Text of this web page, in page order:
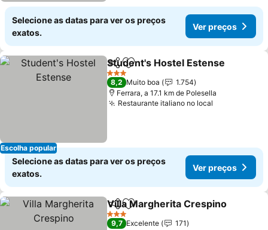
Selecione as datas para ver os preços
exatos.
Ver preços
Escolha popular
PartilharAdicionar aos favoritos
Student's Hostel Estense
3 Estrelas
8,2 Muito boa
1.754
Ferrara, a 17.1 km de Polesella
Restaurante italiano no local
Selecione as datas para ver os preços
exatos.
Ver preços
PartilharAdicionar aos favoritos
Villa Margherita Crespino
3 Estrelas
9,7 Excelente
171